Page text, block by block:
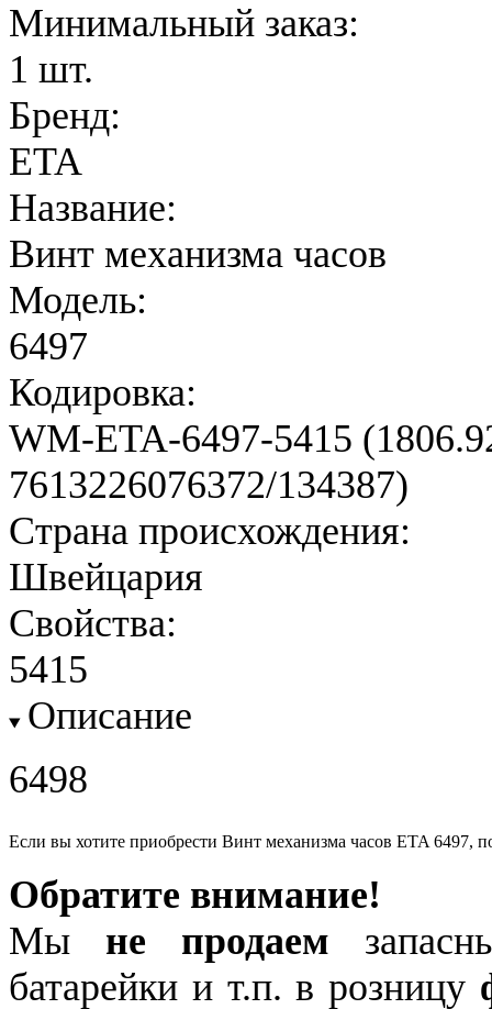
Минимальный заказ:
1 шт.
Бренд:
ETA
Название:
Винт механизма часов
Модель:
6497
Кодировка:
WM-ETA-6497-5415
7613226076372/134387)
Страна происхождения:
Швейцария
Свойства:
5415
Описание
6498
Если вы хотите приобрести Винт механизма часов ETA 6497,
Обратите внимание!
Мы не продаем
батарейки и т.п. в розницу